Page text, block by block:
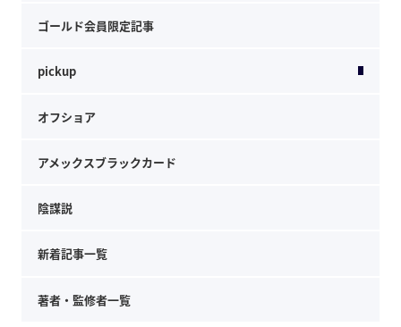
ゴールド会員限定記事
pickup
オフショア
アメックスブラックカード
陰謀説
新着記事一覧
著者・監修者一覧